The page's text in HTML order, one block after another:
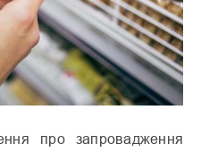
про запровадження